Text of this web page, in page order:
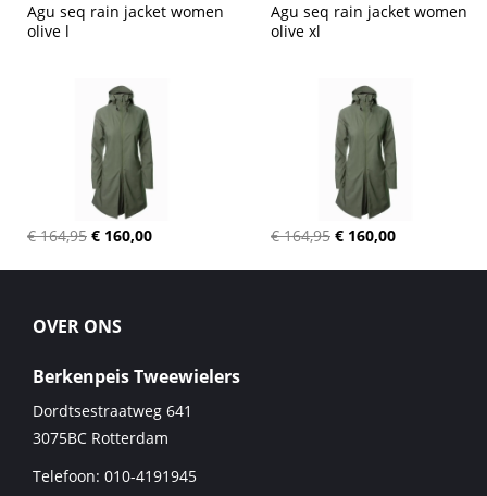
Agu seq rain jacket women
olive l
€ 164,95 € 160,00
Agu seq rain jacket women
olive xl
€ 164,95 € 160,00
OVER ONS
Berkenpeis Tweewielers
Dordtsestraatweg 641
3075BC Rotterdam
Telefoon: 010-4191945